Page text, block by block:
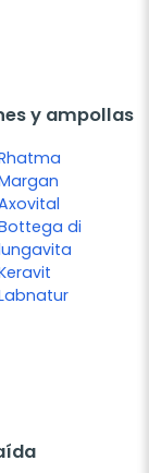
y ampollas
di